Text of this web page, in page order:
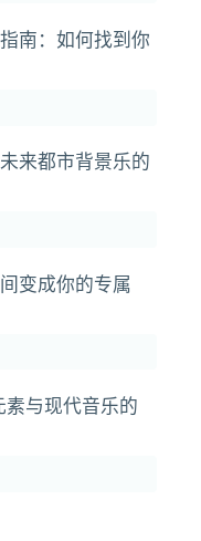
南：如何找到你
来都市背景乐的
变成你的专属
素与现代音乐的